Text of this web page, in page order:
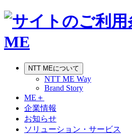
NTT MEについて
NTT ME Way
Brand Story
ME＋
企業情報
お知らせ
ソリューション・サービス